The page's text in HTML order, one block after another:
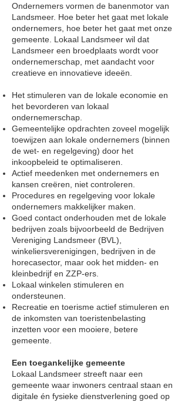
Ondernemers vormen de banenmotor van
Landsmeer. Hoe beter het gaat met lokale
ondernemers, hoe beter het gaat met onze
gemeente. Lokaal Landsmeer wil dat
Landsmeer een broedplaats wordt voor
ondernemerschap, met aandacht voor
creatieve en innovatieve ideeën.
Het stimuleren van de lokale economie en
het bevorderen van lokaal
ondernemerschap.
Gemeentelijke opdrachten zoveel mogelijk
toewijzen aan lokale ondernemers (binnen
de wet- en regelgeving) door het
inkoopbeleid te optimaliseren.
Actief meedenken met ondernemers en
kansen creëren, niet controleren.
Procedures en regelgeving voor lokale
ondernemers makkelijker maken.
Goed contact onderhouden met de lokale
bedrijven zoals bijvoorbeeld de Bedrijven
Vereniging Landsmeer (BVL),
winkeliersverenigingen, bedrijven in de
horecasector, maar ook het midden- en
kleinbedrijf en ZZP-ers.
Lokaal winkelen stimuleren en
ondersteunen.
Recreatie en toerisme actief stimuleren en
de inkomsten van toeristenbelasting
inzetten voor een mooiere, betere
gemeente.
Een toegankelijke gemeente
Lokaal Landsmeer streeft naar een
gemeente waar inwoners centraal staan en
digitale én fysieke dienstverlening goed op